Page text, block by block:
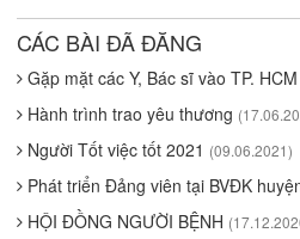
CÁC BÀI ĐÃ ĐĂNG
Gặp mặt các Y, Bác sĩ vào TP. HCM
Hành trình trao yêu thương
Người Tốt việc tốt 2021 (09.06.2021)
Phát triển Đảng viên tại BVĐK
HỘI ĐỒNG NGƯỜI BỆNH